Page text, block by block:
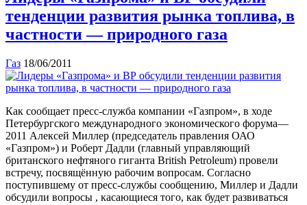
тенденции развития рынка топлива, в
частности — природного газа
Газ 18/06/2011
Как сообщает пресс-служба компании «Газпром», в ходе
Петербургского международного экономического форума—
2011 Алексей Миллер (председатель правления ОАО
«Газпром») и Роберт Дадли (главный управляющий
британского нефтяного гиганта British Petroleum) провели
встречу, посвящённую рабочим вопросам. Согласно
поступившему от пресс-службы сообщению, Миллер и Дадли
обсудили вопросы , касающиеся того, как будет развиваться